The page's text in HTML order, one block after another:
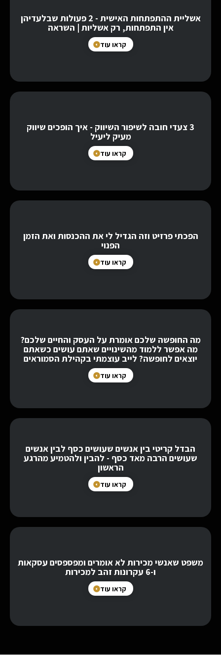
אשליית ההתפתחות האישית - 2 פעולות שבלעדיהן
אין התפתחות, רק אשליות | השראה
קראו עוד
3 צעדי חובה לשיפור השיווק - איך הופכים שיווק
מעיק ליעיל
קראו עוד
הפכתי פרזיט וזה הגדיל לי את ההכנסות ואת הזמן
הפנוי
קראו עוד
מה החופשה שלכם אומרת על העסק והחיים שלכם?
מה אפשר ללמוד מהשינויים שאתם עושים כשאתם
יוצאים לחופשה? לייב עוצמתי בקהילת הסמוראים
קראו עוד
הבדל קריטי בין אנשים שעושים כסף לבין אנשים
שעושים הרבה מאד כסף - להבין ולהטמיע מהרגע
הראשון
קראו עוד
משפט שאנשי מכירות לא אומרים ומפספסים עסקאות
ו-6 עקרונות זהב למכירות
קראו עוד